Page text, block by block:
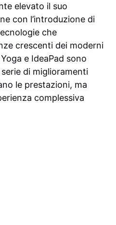
elevato il suo
con l’introduzione di
che
crescenti dei moderni
e IdeaPad sono
di miglioramenti
le prestazioni, ma
complessiva